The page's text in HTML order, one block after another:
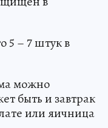
5 – 7 штук в
можно
быть и завтрак
или яичница